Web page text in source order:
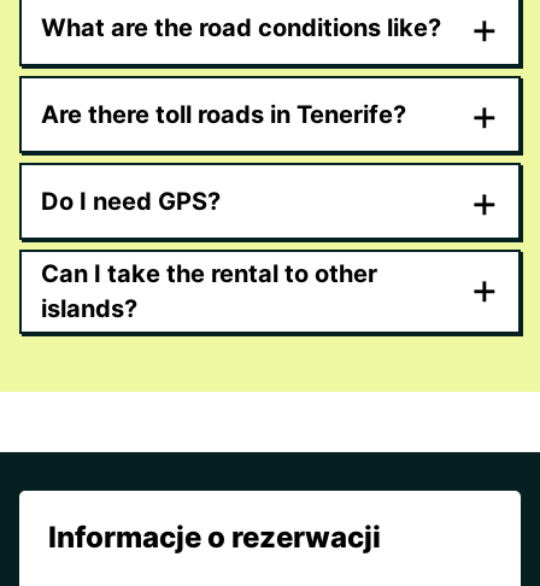
What are the road conditions like? +
Are there toll roads in Tenerife? +
Do I need GPS? +
Can I take the rental to other
islands?
+
Informacje o rezerwacji